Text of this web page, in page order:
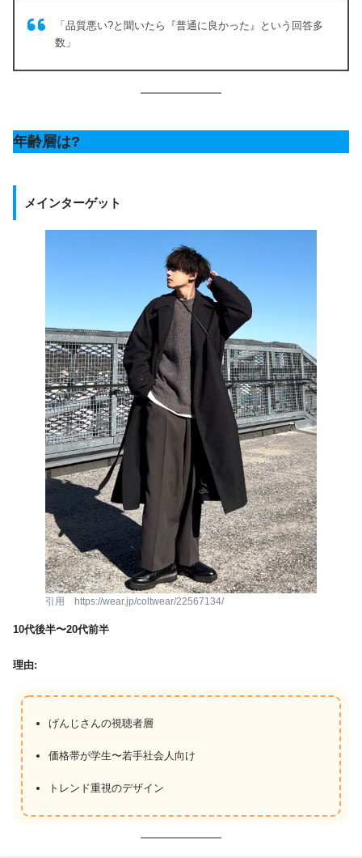
「品質悪い?と聞いたら『普通に良かった』という回答多
数」
年齢層は?
メインターゲット
引用 https://wear.jp/coltwear/22567134/
10代後半〜20代前半
理由:
げんじさんの視聴者層
価格帯が学生〜若手社会人向け
トレンド重視のデザイン